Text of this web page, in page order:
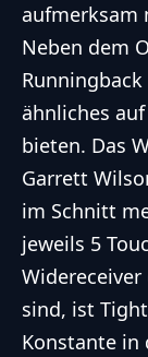
aufmerksam
Neben dem
ähnliches
bieten. Das
Garrett
im Schnitt
jeweils 5
sind, ist
Konstante in